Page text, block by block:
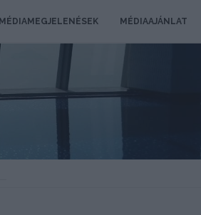
MÉDIAMEGJELENÉSEK MÉDIAAJÁNLAT